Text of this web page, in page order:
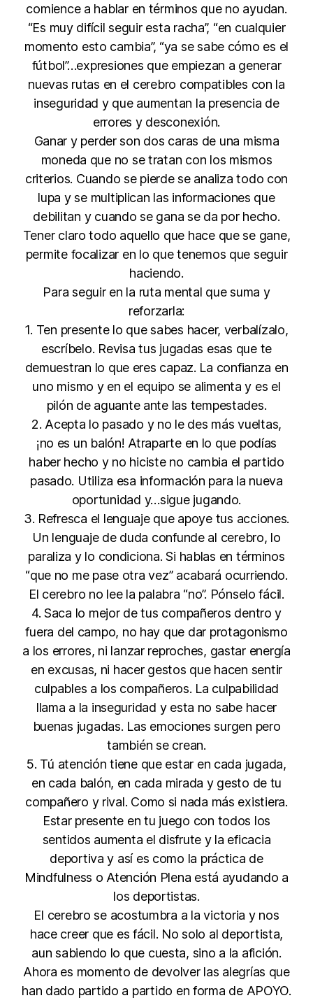
comience a hablar en términos que no ayudan.
“Es muy difícil seguir esta racha”, “en cualquier
momento esto cambia”, “ya se sabe cómo es el
fútbol”…expresiones que empiezan a generar
nuevas rutas en el cerebro compatibles con la
inseguridad y que aumentan la presencia de
errores y desconexión.
Ganar y perder son dos caras de una misma
moneda que no se tratan con los mismos
criterios. Cuando se pierde se analiza todo con
lupa y se multiplican las informaciones que
debilitan y cuando se gana se da por hecho.
Tener claro todo aquello que hace que se gane,
permite focalizar en lo que tenemos que seguir
haciendo.
Para seguir en la ruta mental que suma y
reforzarla:
1. Ten presente lo que sabes hacer, verbalízalo,
escríbelo. Revisa tus jugadas esas que te
demuestran lo que eres capaz. La confianza en
uno mismo y en el equipo se alimenta y es el
pilón de aguante ante las tempestades.
2. Acepta lo pasado y no le des más vueltas,
¡no es un balón! Atraparte en lo que podías
haber hecho y no hiciste no cambia el partido
pasado. Utiliza esa información para la nueva
oportunidad y…sigue jugando.
3. Refresca el lenguaje que apoye tus acciones.
Un lenguaje de duda confunde al cerebro, lo
paraliza y lo condiciona. Si hablas en términos
“que no me pase otra vez” acabará ocurriendo.
El cerebro no lee la palabra “no”. Pónselo fácil.
4. Saca lo mejor de tus compañeros dentro y
fuera del campo, no hay que dar protagonismo
a los errores, ni lanzar reproches, gastar energía
en excusas, ni hacer gestos que hacen sentir
culpables a los compañeros. La culpabilidad
llama a la inseguridad y esta no sabe hacer
buenas jugadas. Las emociones surgen pero
también se crean.
5. Tú atención tiene que estar en cada jugada,
en cada balón, en cada mirada y gesto de tu
compañero y rival. Como si nada más existiera.
Estar presente en tu juego con todos los
sentidos aumenta el disfrute y la eficacia
deportiva y así es como la práctica de
Mindfulness o Atención Plena está ayudando a
los deportistas.
El cerebro se acostumbra a la victoria y nos
hace creer que es fácil. No solo al deportista,
aun sabiendo lo que cuesta, sino a la afición.
Ahora es momento de devolver las alegrías que
han dado partido a partido en forma de APOYO.